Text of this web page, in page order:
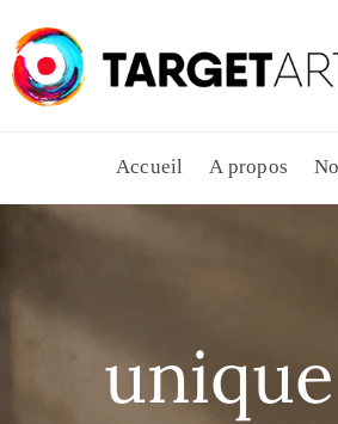
Accueil A propos